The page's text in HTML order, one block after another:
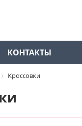
КОНТАКТЫ
Кроссовки